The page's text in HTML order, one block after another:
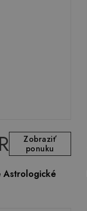
Zobraziť
ponuku
Astrologické